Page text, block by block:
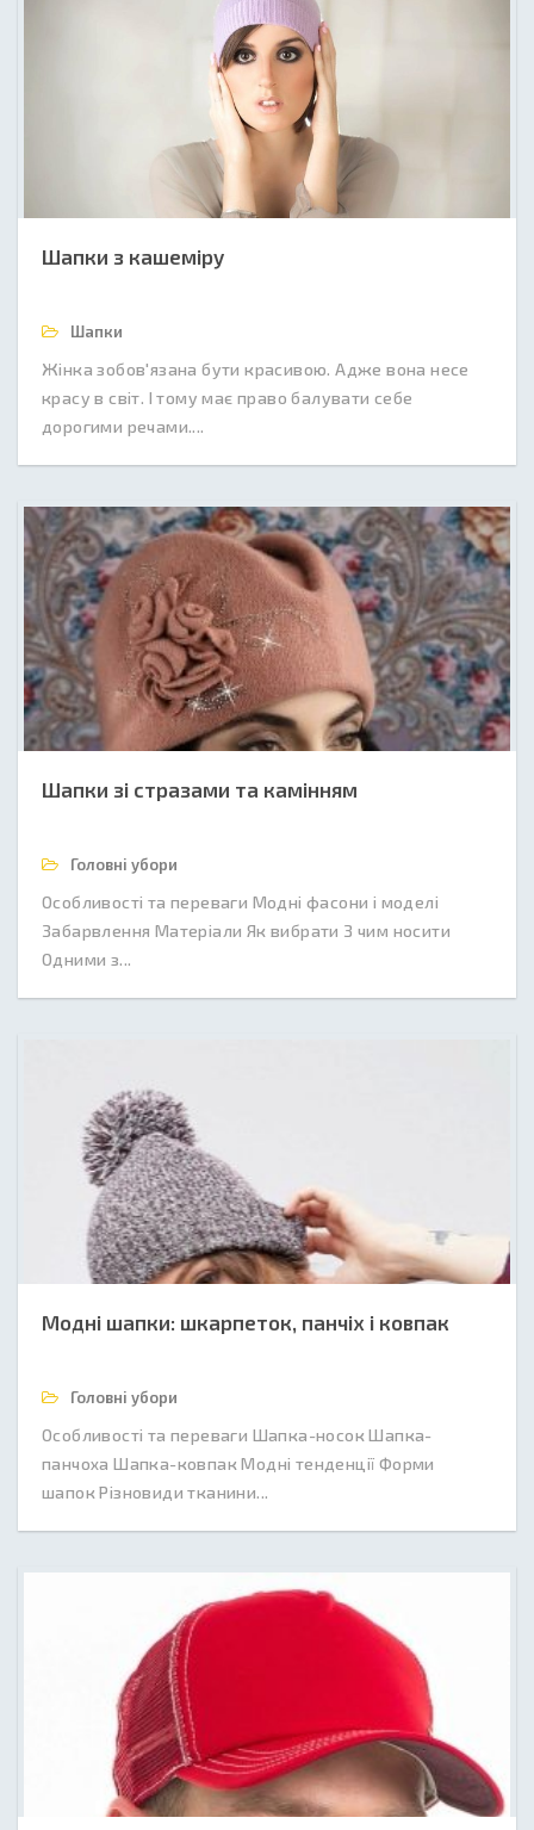
Шапки з кашеміру
Шапки
Жінка зобов'язана бути красивою. Адже вона несе
красу в світ. І тому має право балувати себе
дорогими речами....
Шапки зі стразами та камінням
Головні убори
Особливості та переваги Модні фасони і моделі
Забарвлення Матеріали Як вибрати З чим носити
Одними з...
Модні шапки: шкарпеток, панчіх і ковпак
Головні убори
Особливості та переваги Шапка-носок Шапка-
панчоха Шапка-ковпак Модні тенденції Форми
шапок Різновиди тканини...